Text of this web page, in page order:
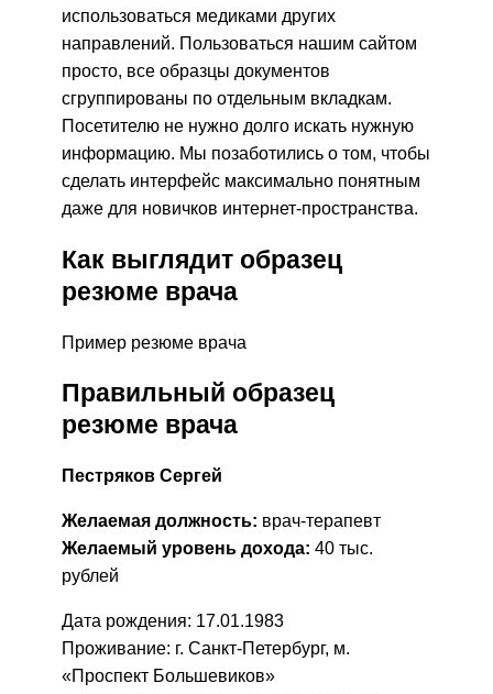
использоваться медиками других
направлений. Пользоваться нашим сайтом
просто, все образцы документов
сгруппированы по отдельным вкладкам.
Посетителю не нужно долго искать нужную
информацию. Мы позаботились о том, чтобы
сделать интерфейс максимально понятным
даже для новичков интернет-пространства.
Как выглядит образец
резюме врача
Пример резюме врача
Правильный образец
резюме врача
Пестряков Сергей
Желаемая должность: врач-терапевт
Желаемый уровень дохода: 40 тыс.
рублей
Дата рождения: 17.01.1983
Проживание: г. Санкт-Петербург, м.
«Проспект Большевиков»